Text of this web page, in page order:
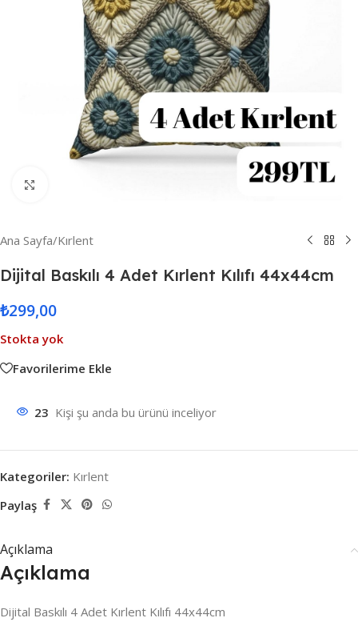
Ana Sayfa/Kırlent
Dijital Baskılı 4 Adet Kırlent Kılıfı 44x44cm
₺299,00
Stokta yok
Favorilerime Ekle
23 Kişi şu anda bu ürünü inceliyor
Kategoriler: Kırlent
Paylaş
Açıklama
Açıklama
Dijital Baskılı 4 Adet Kırlent Kılıfı 44x44cm